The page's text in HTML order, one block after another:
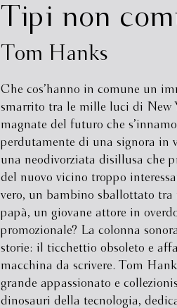
Tipi non
Tom Hanks
Che cos’hanno in comune un
smarrito tra le mille luci di New
magnate del futuro che
perdutamente di una signora in
una neodivorziata disillusa che
del nuovo vicino troppo
vero, un bambino sballottato tra
papà, un giovane attore in
promozionale? La colonna
storie: il ticchettio obsoleto e
macchina da scrivere. Tom
grande appassionato e
dinosauri della tecnologia,